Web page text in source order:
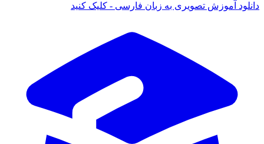
دانلود آموزش تصویری به زبان فارسی - کلیک کنید